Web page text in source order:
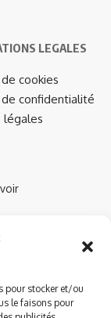
pour stocker et/ou
le faisons pour
LEGALES
cookies
confidentialité
légales